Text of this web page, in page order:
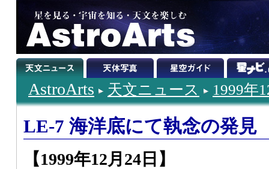
AstroArts 天文ニュース 1999年
LE-7 海洋底にて執念の発見
【1999年12月24日】